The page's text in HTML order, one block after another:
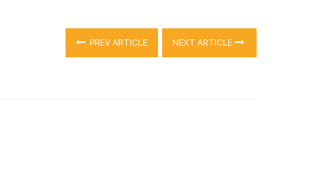
PREV ARTICLE NEXT ARTICLE